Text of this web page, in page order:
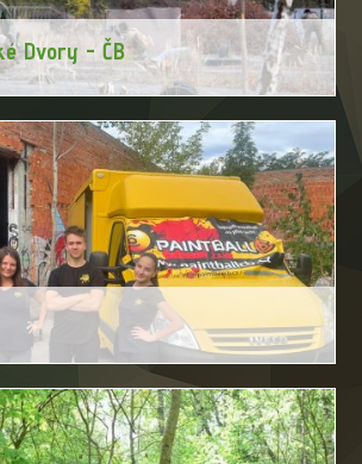
Dvory - ČB
to právě s námi! Těšíme se na Vaši